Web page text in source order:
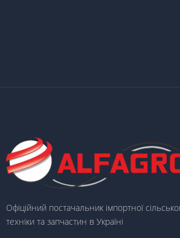
Офіційний постачальник імпортної
техніки та запчастин в Україні